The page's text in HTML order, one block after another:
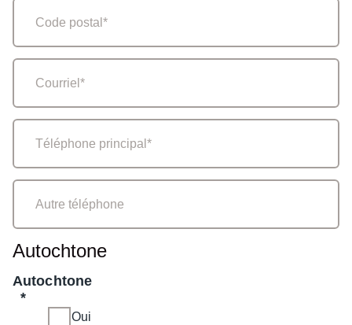
Autochtone
Autochtone
*
Oui